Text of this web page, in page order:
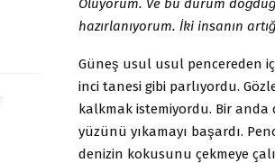
hazırlanıyorum. İki insanın
Güneş usul usul pencereden
inci tanesi gibi parlıyordu.
kalkmak istemiyordu. Bir
yüzünü yıkamayı başardı.
denizin kokusunu çekmeye